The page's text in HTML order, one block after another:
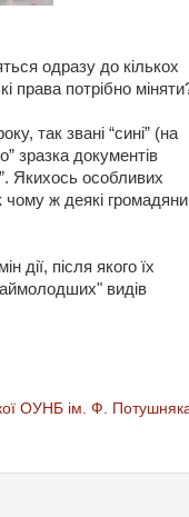
одразу до кількох
права потрібно
так звані “сині” (на
зразка документів
Якихось особливих
ж деякі громадяни
дії, після якого їх
видів
ОУНБ ім. Ф.